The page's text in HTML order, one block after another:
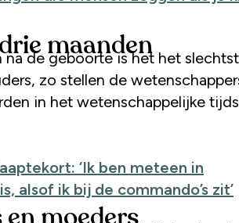
maanden
na de geboorte is het het
zo stellen de
in het wetenschappelijke
‘Ik ben meteen in
alsof ik bij de commando’s zit’
en moeders